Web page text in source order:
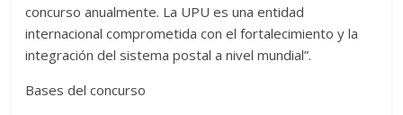
concurso anualmente. La UPU es una entidad
internacional comprometida con el fortalecimiento y la
integración del sistema postal a nivel mundial”.
Bases del concurso